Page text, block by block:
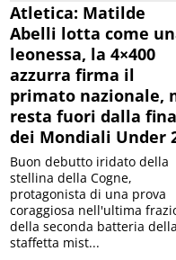
Atletica: Matilde
Abelli lotta come
leonessa, la 4×400
azzurra firma il
primato nazionale,
resta fuori dalla
dei Mondiali Under
Buon debutto iridato della
stellina della Cogne,
protagonista di una prova
coraggiosa nell'ultima
della seconda batteria della
staffetta mist...